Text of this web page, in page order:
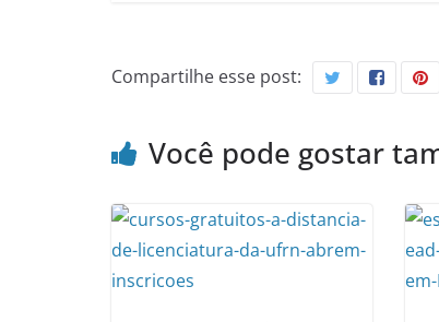
Compartilhe esse post:
Você pode gostar